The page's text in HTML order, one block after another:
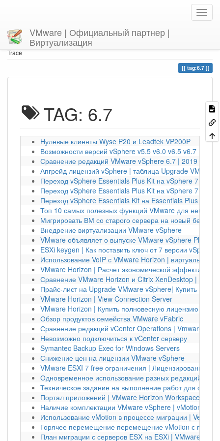
VMware | Официальный партнер |
Виртуализация
You are here Home
tag
6.7
Trace
tag:6.7
TAG: 6.7
Нулевые клиенты Wyse P20 и Leadtek VP200P
Возможности версий vSphere v5.5 v6.0 v6.5 v6.7
Сравнение редакций VMware vSphere 6.7 | 2019 год
Апгрейд лицензий vSphere | таблица Upgrade VMware
Переход vSphere Essentials Plus Kit на vSphere 7
Переход vSphere Essentials Plus Kit на vSphere 7
Переход vSphere Essentials Kit на Essentials Plus
Топ 10 самых полезных функций VMware для
Мигрировать ВМ со старого сервера на новый без
Внедрение виртуализации VMware vSphere
VMware объявляет о выпуске VMware vSphere
ESXi keygen | Как поставить ключ от 7 версии vSphere
Использование VoIP с VMware Horizon | виртуальный
VMware Horizon | Расчет экономической
Сравнение VMware Horizon и Citrix XenDesktop |
Прайс-лист на Upgrade VMware vSphere| Купить
VMware Horizon | View Connection Server
VMware Horizon | Купить полновесную лицензию
Обзор продуктов семейства VMware vFabric
Сравнение редакций vCenter Operations | Vmware
Невозможно подключиться к vCenter серверу
Symantec Backup Exec for Windows Servers
Снижение цен на лицензии VMware vSphere
VMware ESXI 7 free ограничения | Лицензирование
Одновременное использование разных редакций
Техническое задание на выполнение работ для
Портал приложений | VMware Horizon Workspace
Наличие комплектации VMware vSphere | vMotion
Использование vMotion в процессе миграции | Veeam
Горячее перемещение перемещение vMotion с
План миграции с серверов ESX на ESXi | VMware